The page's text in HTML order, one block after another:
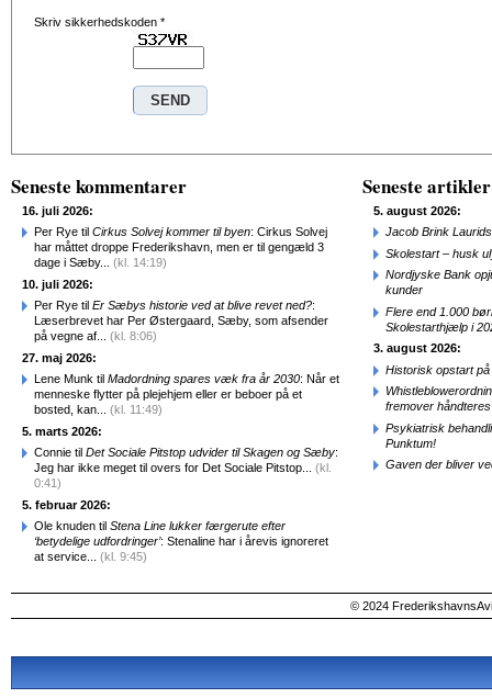
Skriv sikkerhedskoden *
Seneste kommentarer
16. juli 2026:
Per Rye til Cirkus Solvej kommer til byen: Cirkus Solvej
har måttet droppe Frederikshavn, men er til gengæld 3
dage i Sæby... (kl. 14:19)
10. juli 2026:
Per Rye til Er Sæbys historie ved at blive revet ned?:
Læserbrevet har Per Østergaard, Sæby, som afsender
på vegne af... (kl. 8:06)
27. maj 2026:
Lene Munk til Madordning spares væk fra år 2030: Når et
menneske flytter på plejehjem eller er beboer på et
bosted, kan... (kl. 11:49)
5. marts 2026:
Connie til Det Sociale Pitstop udvider til Skagen og Sæby:
Jeg har ikke meget til overs for Det Sociale Pitstop... (kl.
0:41)
5. februar 2026:
Ole knuden til Stena Line lukker færgerute efter
‘betydelige udfordringer’: Stenaline har i årevis ignoreret
at service... (kl. 9:45)
Seneste artikler
5. august 2026:
Jacob Brink
Skolestart – husk
Nordjyske Bank
kunder
Flere end 1.000
Skolestarthjælp i
3. august 2026:
Historisk opstart
fremover
Psykiatrisk
Punktum!
Gaven der bliver
© 2024